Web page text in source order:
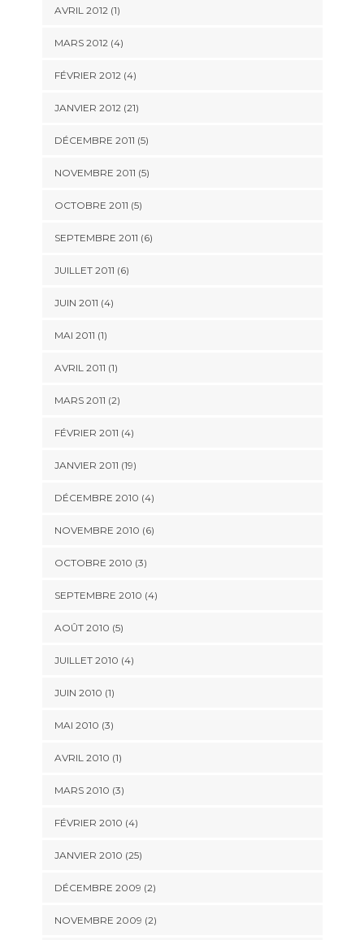
AVRIL 2012 (1)
MARS 2012 (4)
FÉVRIER 2012 (4)
JANVIER 2012 (21)
DÉCEMBRE 2011 (5)
NOVEMBRE 2011 (5)
OCTOBRE 2011 (5)
SEPTEMBRE 2011 (6)
JUILLET 2011 (6)
JUIN 2011 (4)
MAI 2011 (1)
AVRIL 2011 (1)
MARS 2011 (2)
FÉVRIER 2011 (4)
JANVIER 2011 (19)
DÉCEMBRE 2010 (4)
NOVEMBRE 2010 (6)
OCTOBRE 2010 (3)
SEPTEMBRE 2010 (4)
AOÛT 2010 (5)
JUILLET 2010 (4)
JUIN 2010 (1)
MAI 2010 (3)
AVRIL 2010 (1)
MARS 2010 (3)
FÉVRIER 2010 (4)
JANVIER 2010 (25)
DÉCEMBRE 2009 (2)
NOVEMBRE 2009 (2)